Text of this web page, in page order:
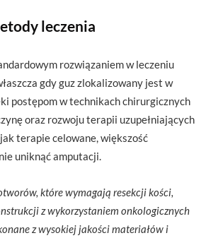
leczenia
rozwiązaniem w leczeniu
gdy guz zlokalizowany jest w
postępom w technikach chirurgicznych
oraz rozwoju terapii uzupełniających
terapie celowane, większość
uniknąć amputacji.
które wymagają resekcji kości,
z wykorzystaniem onkologicznych
z wysokiej jakości materiałów i